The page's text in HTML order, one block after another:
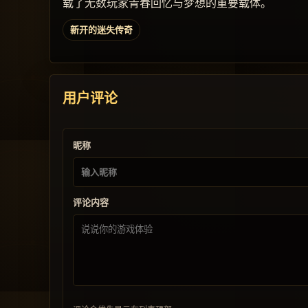
载了无数玩家青春回忆与梦想的重要载体。
新开的迷失传奇
用户评论
昵称
评论内容